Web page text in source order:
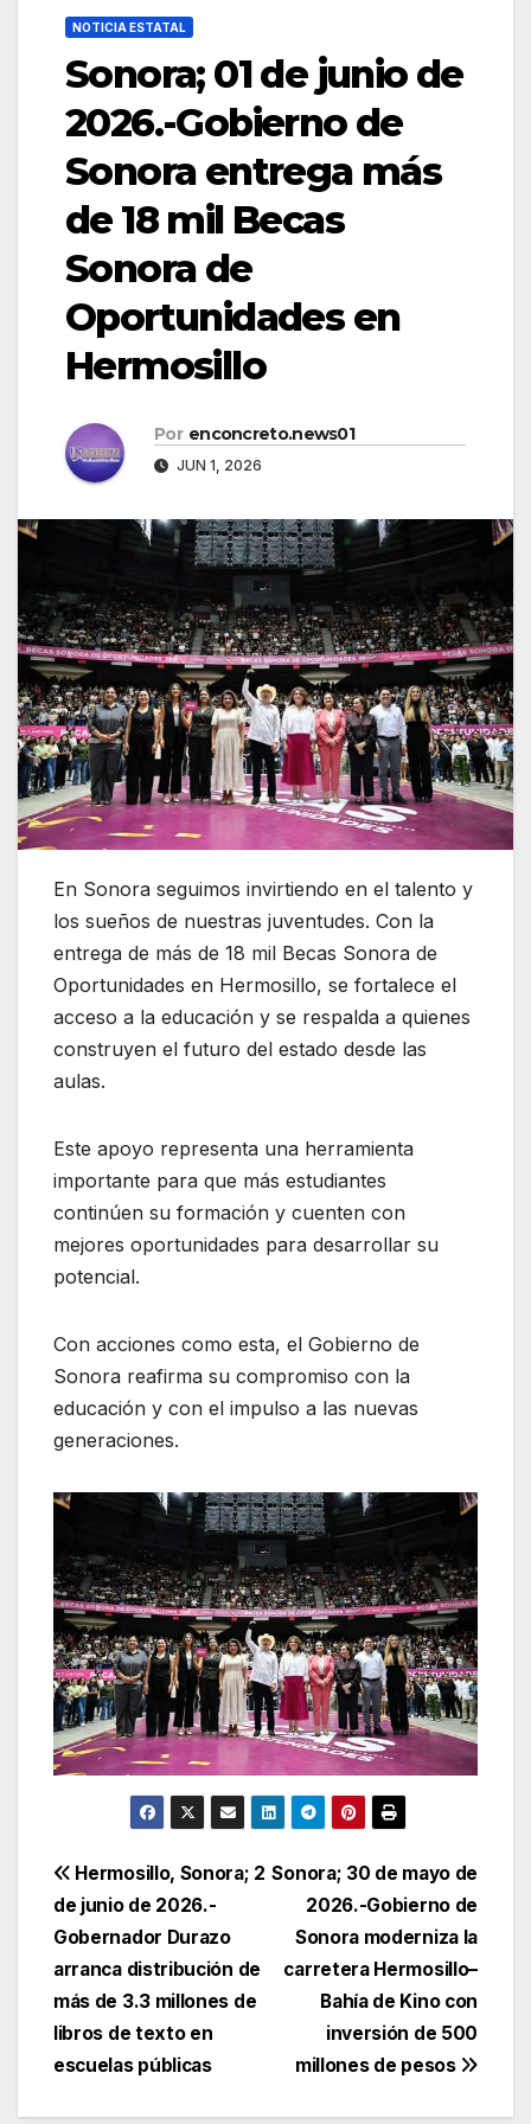
NOTICIA ESTATAL
Sonora; 01 de junio de
2026.-Gobierno de
Sonora entrega más
de 18 mil Becas
Sonora de
Oportunidades en
Hermosillo
Por enconcreto.news01
JUN 1, 2026
En Sonora seguimos invirtiendo en el talento y
los sueños de nuestras juventudes. Con la
entrega de más de 18 mil Becas Sonora de
Oportunidades en Hermosillo, se fortalece el
acceso a la educación y se respalda a quienes
construyen el futuro del estado desde las
aulas.
Este apoyo representa una herramienta
importante para que más estudiantes
continúen su formación y cuenten con
mejores oportunidades para desarrollar su
potencial.
Con acciones como esta, el Gobierno de
Sonora reafirma su compromiso con la
educación y con el impulso a las nuevas
generaciones.
Navegación
de
entradas
Sonora; 30 de mayo de
2026.-Gobierno de
Sonora moderniza la
carretera Hermosillo–
Bahía de Kino con
inversión de 500
millones de pesos
Hermosillo, Sonora; 2
de junio de 2026.-
Gobernador Durazo
arranca distribución de
más de 3.3 millones de
libros de texto en
escuelas públicas